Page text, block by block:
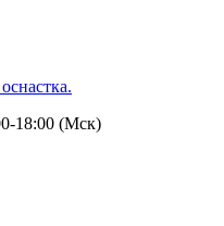
18:00 (Мск)